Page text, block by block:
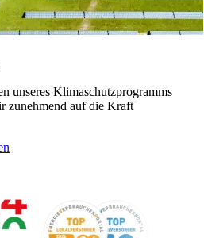
unseres Klima­schutz­programms
zunehmend auf die Kraft